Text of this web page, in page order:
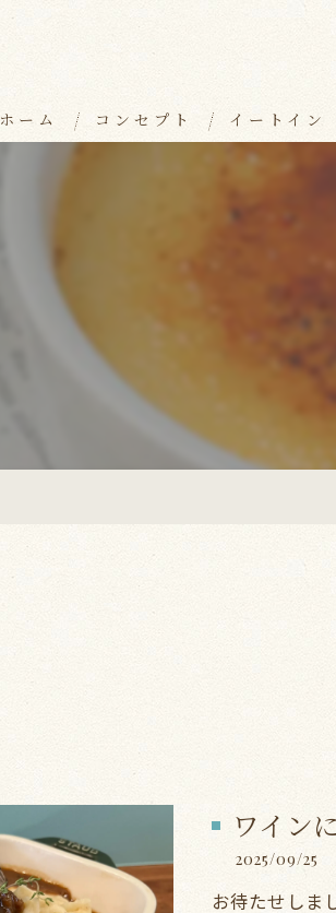
ホーム コンセプト イートイン
パーティープラ
ワイン
2025/09/25
お待たせしま